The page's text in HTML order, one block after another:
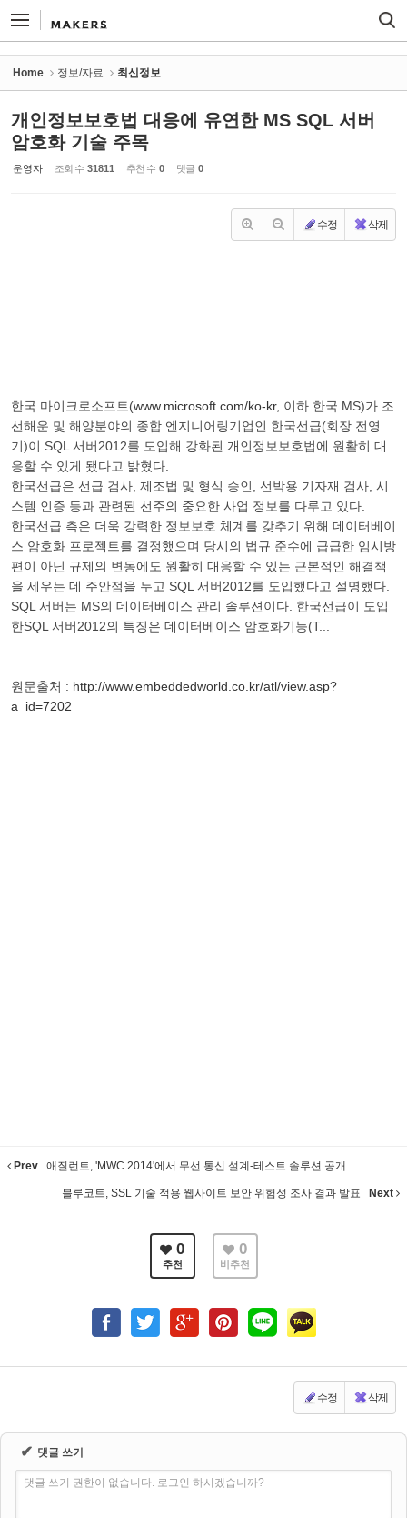
Home 정보/자료 최신정보
개인정보보호법 대응에 유연한 MS SQL 서버
암호화 기술 주목
운영자 조회 수 31811 추천 수 0 댓글 0
수정 삭제
한국 마이크로소프트(www.microsoft.com/ko-kr, 이하 한국 MS)가 조
선해운 및 해양분야의 종합 엔지니어링기업인 한국선급(회장 전영
기)이 SQL 서버2012를 도입해 강화된 개인정보보호법에 원활히 대
응할 수 있게 됐다고 밝혔다.
한국선급은 선급 검사, 제조법 및 형식 승인, 선박용 기자재 검사, 시
스템 인증 등과 관련된 선주의 중요한 사업 정보를 다루고 있다.
한국선급 측은 더욱 강력한 정보보호 체계를 갖추기 위해 데이터베이
스 암호화 프로젝트를 결정했으며 당시의 법규 준수에 급급한 임시방
편이 아닌 규제의 변동에도 원활히 대응할 수 있는 근본적인 해결책
을 세우는 데 주안점을 두고 SQL 서버2012를 도입했다고 설명했다.
SQL 서버는 MS의 데이터베이스 관리 솔루션이다. 한국선급이 도입
한SQL 서버2012의 특징은 데이터베이스 암호화기능(T...
원문출처 : http://www.embeddedworld.co.kr/atl/view.asp?
a_id=7202
Prev 애질런트, 'MWC 2014'에서 무선 통신 설계-테스트 솔루션 공개
블루코트, SSL 기술 적용 웹사이트 보안 위험성 조사 결과 발표 Next
0
추천
0
비추천
수정 삭제
✔ 댓글 쓰기
댓글 쓰기 권한이 없습니다. 로그인 하시겠습니까?